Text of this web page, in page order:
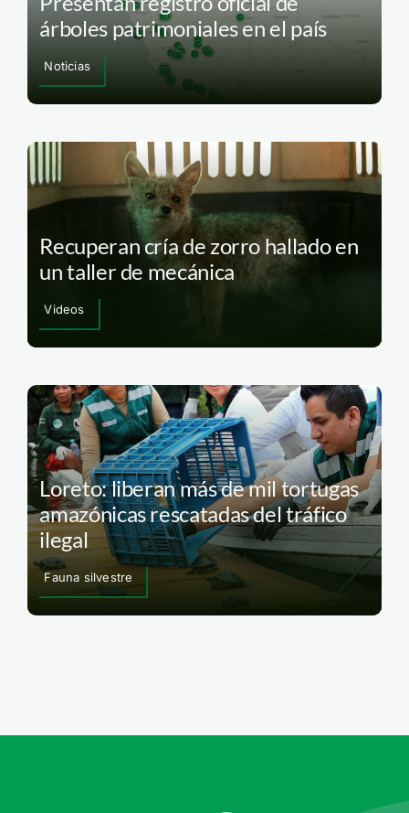
árboles patrimoniales en el país
Noticias
Recuperan cría de zorro hallado en
un taller de mecánica
Videos
Loreto: liberan más de mil tortugas
amazónicas rescatadas del tráfico
ilegal
Fauna silvestre